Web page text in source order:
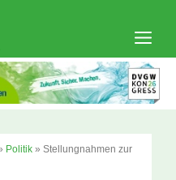
Politik » Stellungnahmen zur